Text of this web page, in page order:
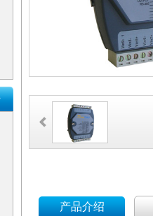
产品介绍